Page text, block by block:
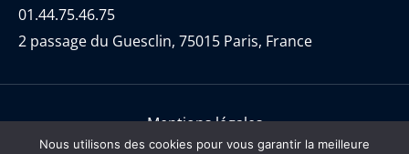
01.44.75.46.75
2 passage du Guesclin, 75015 Paris, France
Mentions légales
Nous utilisons des cookies pour vous garantir la meilleure